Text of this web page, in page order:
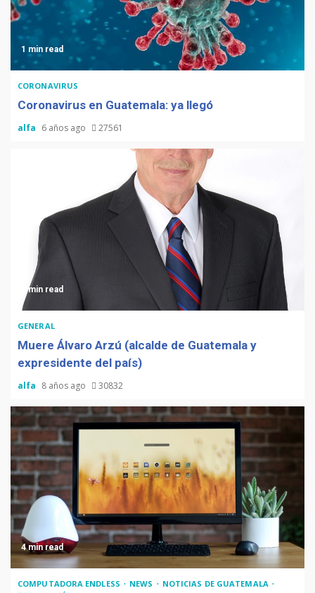
1 min read
CORONAVIRUS
Coronavirus en Guatemala: ya llegó
alfa 6 años ago 27561
3 min read
GENERAL
Muere Álvaro Arzú (alcalde de Guatemala y
expresidente del país)
alfa 8 años ago 30832
4 min read
COMPUTADORA ENDLESS NEWS
NOTICIAS DE GUATEMALA